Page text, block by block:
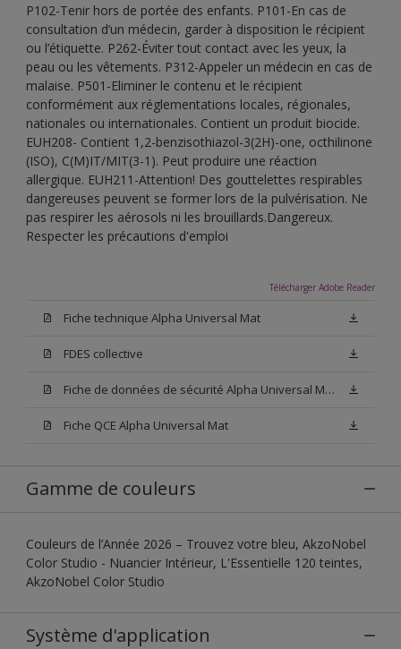
P102-Tenir hors de portée des enfants. P101-En cas de
consultation d’un médecin, garder à disposition le récipient
ou l’étiquette. P262-Éviter tout contact avec les yeux, la
peau ou les vêtements. P312-Appeler un médecin en cas de
malaise. P501-Eliminer le contenu et le récipient
conformément aux réglementations locales, régionales,
nationales ou internationales. Contient un produit biocide.
EUH208- Contient 1,2-benzisothiazol-3(2H)-one, octhilinone
(ISO), C(M)IT/MIT(3-1). Peut produire une réaction
allergique. EUH211-Attention! Des gouttelettes respirables
dangereuses peuvent se former lors de la pulvérisation. Ne
pas respirer les aérosols ni les brouillards.Dangereux.
Respecter les précautions d'emploi
Télécharger Adobe Reader
Fiche technique Alpha Universal Mat
FDES collective
Fiche de données de sécurité Alpha Universal Mat Base W05
Fiche QCE Alpha Universal Mat
Gamme de couleurs
Couleurs de l’Année 2026 – Trouvez votre bleu, AkzoNobel
Color Studio - Nuancier Intérieur, L'Essentielle 120 teintes,
AkzoNobel Color Studio
Système d'application